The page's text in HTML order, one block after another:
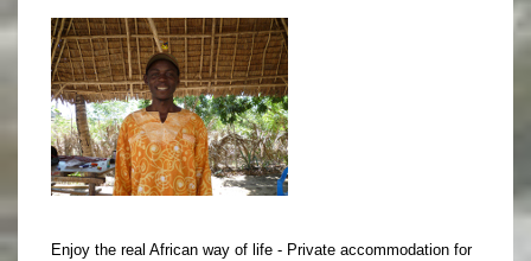
Enjoy the real African way of life - Private accommodation for